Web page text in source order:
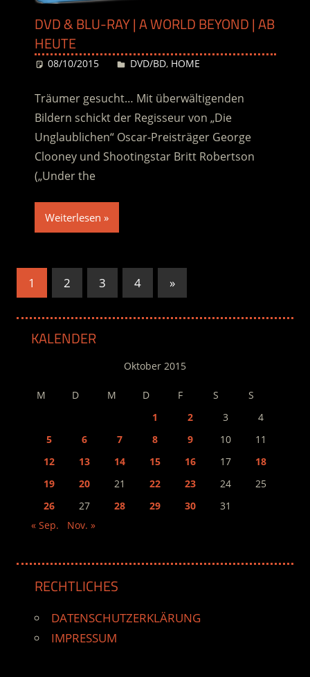
DVD & BLU-RAY | A WORLD BEYOND | AB
HEUTE
08/10/2015 Desiree
DVD/BD, HOME
Träumer gesucht… Mit überwältigenden
Bildern schickt der Regisseur von „Die
Unglaublichen“ Oscar-Preisträger George
Clooney und Shootingstar Britt Robertson
(„Under the
Weiterlesen
Seitennummerierung
Beiträge
1 2 3 4
Nächste
Beiträge
»
KALENDER
Oktober 2015
M D M D F S
S
1
2 3
4
5
6 7 8 9 10
11
12
13 14 15 16 17
18
19
20 21 22 23 24
25
26
27 28 29 30
31
« Sep.
Nov. »
RECHTLICHES
DATENSCHUTZERKLÄRUNG
IMPRESSUM